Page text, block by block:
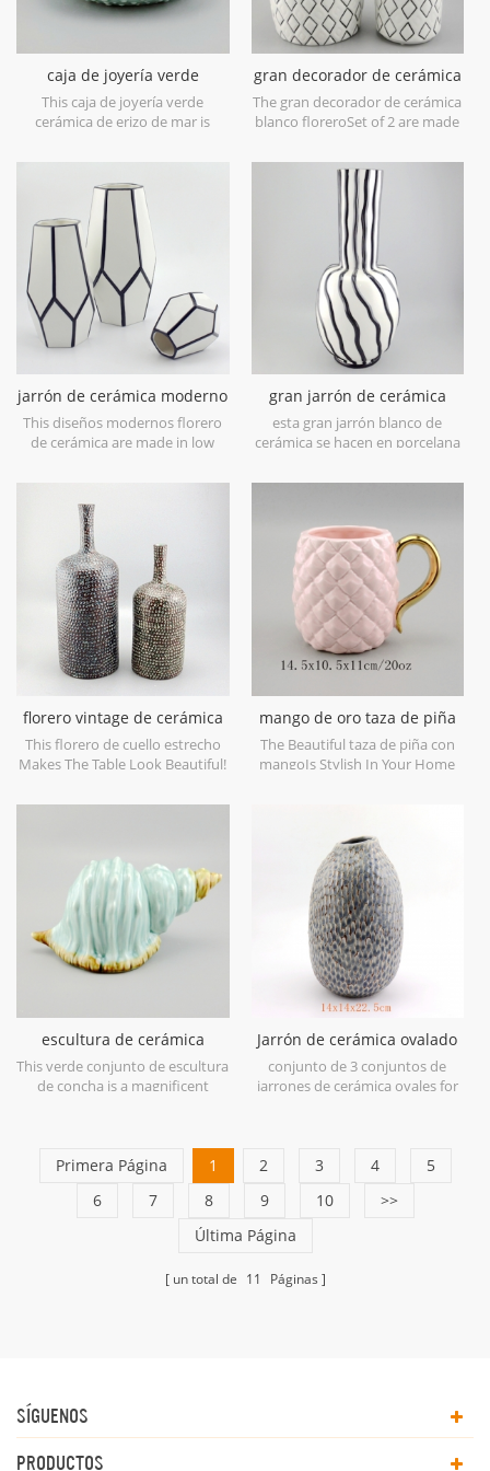
caja de joyería verde
cerámica de erizo de mar
This caja de joyería verde
cerámica de erizo de mar is
jewelry storage or dry food and
goods. Microwave safe and food
safe.
gran decorador de cerámica
blanco florero
The gran decorador de cerámica
blanco floreroSet of 2 are made
snow white with transparent
glaze on the surface,different
from the white glaze finish. Is
much more beautiful,precious
and high value.
jarrón de cerámica moderno
diseños blanco y negro
This diseños modernos florero
de cerámica are made in low
decorative objects. Can be sold
individually.
gran jarrón de cerámica
blanca con líneas de pintura
de mano negra
esta gran jarrón blanco de
cerámica se hacen en porcelana
excelente para su casa y objetos
puede vender individualmente
florero vintage de cerámica
de cuello estrecho
This florero de cuello estrecho
Makes The Table Look Beautiful!
mango de oro taza de piña
de cerámica
The Beautiful taza de piña con
mangoIs Stylish In Your Home
escultura de cerámica
concha verde
This verde conjunto de escultura
de concha is a magnificent
Jarrón de cerámica ovalado
grande azul antiguo
conjunto de 3 conjuntos de
jarrones de cerámica ovales for
Primera Página 1 2 3 4
5
6
7 8 9 10
>>
Última Página
un total de 11 Páginas
SÍGUENOS
PRODUCTOS